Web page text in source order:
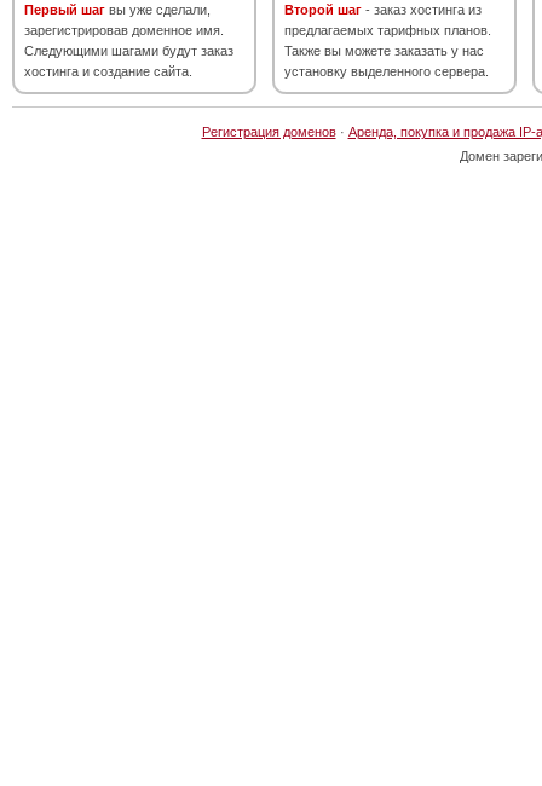
Первый шаг вы уже сделали,
зарегистрировав доменное имя.
Следующими шагами будут заказ
хостинга и создание сайта.
Второй шаг - заказ хостинга из
предлагаемых тарифных планов.
Также вы можете заказать у нас
установку выделенного сервера.
Регистрация доменов· Аренда, покупка и продажа IP-
Домен